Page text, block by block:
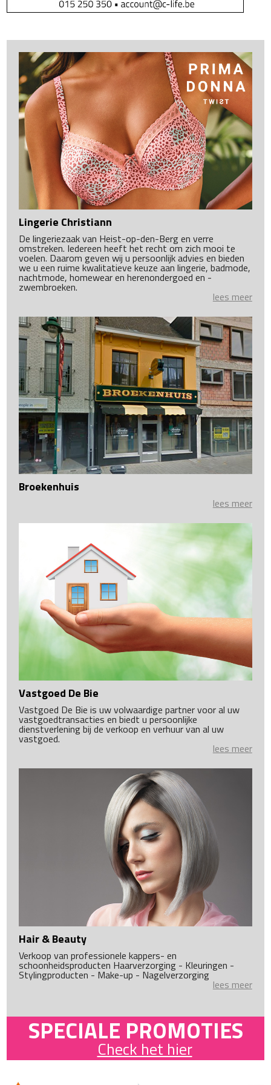
Lingerie Christiann
De lingeriezaak van Heist-op-den-Berg en verre
omstreken. Iedereen heeft het recht om zich mooi te
voelen. Daarom geven wij u persoonlijk advies en bieden
we u een ruime kwalitatieve keuze aan lingerie, badmode,
nachtmode, homewear en herenondergoed en -
zwembroeken.
lees meer
Broekenhuis
lees meer
Vastgoed De Bie
Vastgoed De Bie is uw volwaardige partner voor al uw
vastgoedtransacties en biedt u persoonlijke
dienstverlening bij de verkoop en verhuur van al uw
vastgoed.
lees meer
Hair & Beauty
Verkoop van professionele kappers- en
schoonheidsproducten Haarverzorging - Kleuringen -
Stylingproducten - Make-up - Nagelverzorging
lees meer
SPECIALE PROMOTIES
Check het hier